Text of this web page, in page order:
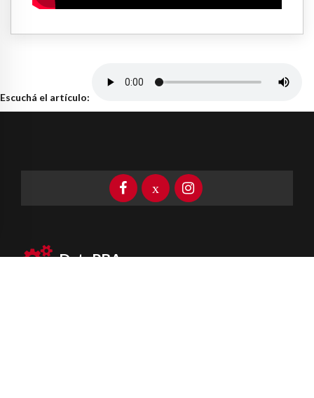
Escuchá el artículo:
DataPBA